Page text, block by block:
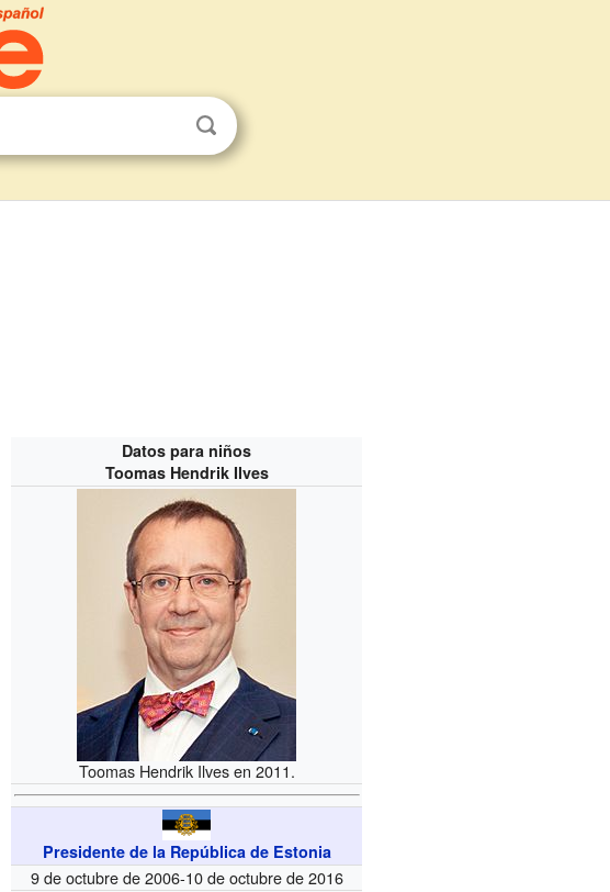
Datos para niños
Toomas Hendrik Ilves
Toomas Hendrik Ilves en 2011.
Presidente de la República de Estonia
9 de octubre de 2006-10 de octubre de 2016